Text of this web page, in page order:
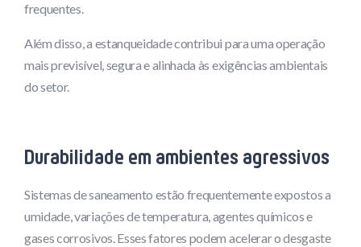
frequentes.
Além disso, a estanqueidade contribui para uma operação
mais previsível, segura e alinhada às exigências ambientais
do setor.
Durabilidade em ambientes agressivos
Sistemas de saneamento estão frequentemente expostos a
umidade, variações de temperatura, agentes químicos e
gases corrosivos. Esses fatores podem acelerar o desgaste